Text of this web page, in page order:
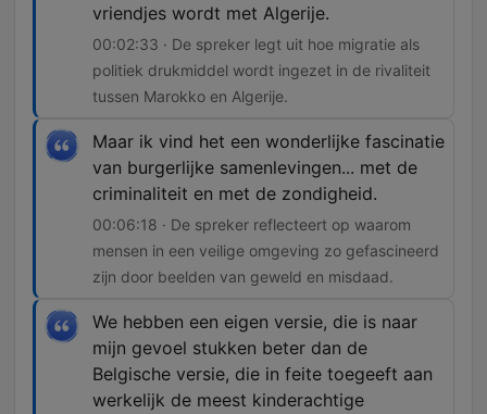
vriendjes wordt met Algerije.
00:02:33 · De spreker legt uit hoe migratie als
politiek drukmiddel wordt ingezet in de rivaliteit
tussen Marokko en Algerije.
Maar ik vind het een wonderlijke fascinatie
van burgerlijke samenlevingen... met de
criminaliteit en met de zondigheid.
00:06:18 · De spreker reflecteert op waarom
mensen in een veilige omgeving zo gefascineerd
zijn door beelden van geweld en misdaad.
We hebben een eigen versie, die is naar
mijn gevoel stukken beter dan de
Belgische versie, die in feite toegeeft aan
werkelijk de meest kinderachtige